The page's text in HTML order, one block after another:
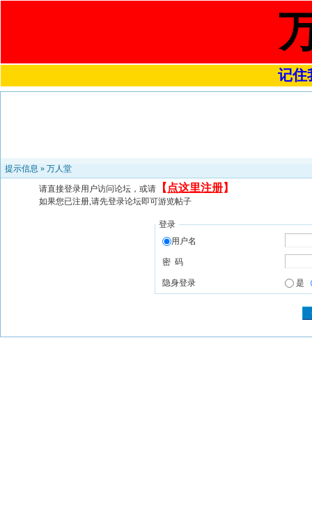
记住
提示信息 » 万人堂
请直接登录用户访问论坛，或请 【 点这里注册】
如果您已注册,请先登录论坛即可游览帖子
登录
用户名
密 码
隐身登录 是